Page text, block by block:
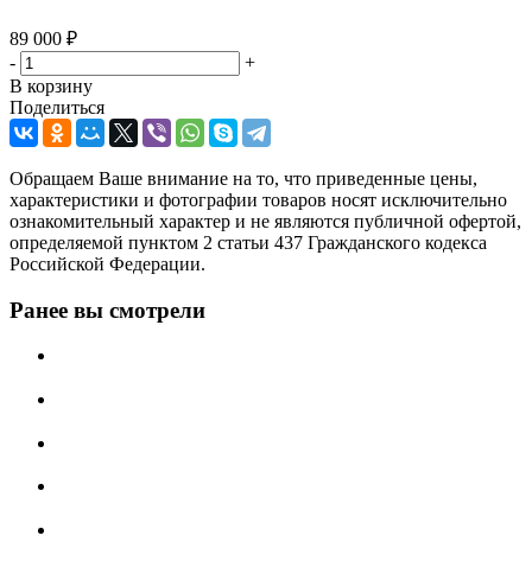
89 000 ₽
-
+
В корзину
Поделиться
Обращаем Ваше внимание на то, что приведенные цены,
характеристики и фотографии товаров носят исключительно
ознакомительный характер и не являются публичной офертой,
определяемой пунктом 2 статьи 437 Гражданского кодекса
Российской Федерации.
Ранее вы смотрели